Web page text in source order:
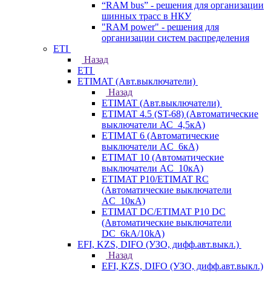
“RAM bus” - решения для организации
шинных трасс в НКУ
"RAM power" - решения для
организации систем распределения
ETI
Назад
ETI
ETIMAT (Авт.выключатели)
Назад
ETIMAT (Авт.выключатели)
ETIMAT 4.5 (ST-68) (Автоматические
выключатели АС_4,5кА)
ETIMAT 6 (Автоматические
выключатели AC_6кА)
ETIMAT 10 (Автоматические
выключатели AC_10кА)
ETIMAT P10/ETIMAT RC
(Автоматические выключатели
AC_10кА)
ETIMAT DC/ETIMAT P10 DC
(Автоматические выключатели
DC_6kA/10kA)
EFI, KZS, DIFO (УЗО, дифф.авт.выкл.)
Назад
EFI, KZS, DIFO (УЗО, дифф.авт.выкл.)